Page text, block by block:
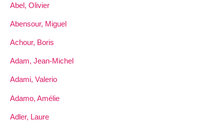
Abel, Olivier
Abensour, Miguel
Achour, Boris
Adam, Jean-Michel
Adami, Valerio
Adamo, Amélie
Adler, Laure